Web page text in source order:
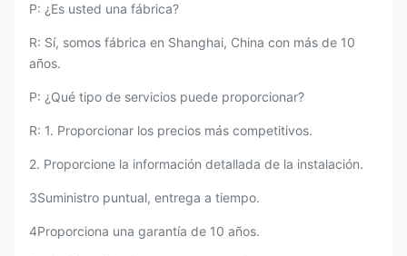
P: ¿Es usted una fábrica?
R: Sí, somos fábrica en Shanghai, China con más de 10
años.
P: ¿Qué tipo de servicios puede proporcionar?
R: 1. Proporcionar los precios más competitivos.
2. Proporcione la información detallada de la instalación.
3Suministro puntual, entrega a tiempo.
4Proporciona una garantía de 10 años.